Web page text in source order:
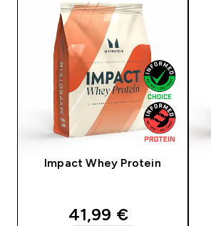
Impact Whey Protein
discounted price
41,99 €‎